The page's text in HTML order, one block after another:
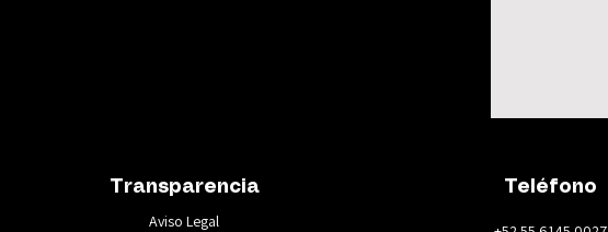
Transparencia
Aviso Legal
Teléfono